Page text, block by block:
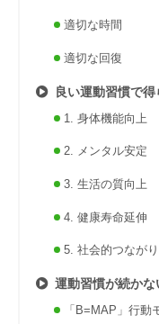
適切な時間
適切な回復
良い運動習慣で
1. 身体機能向上
2. メンタル安定
3. 生活の質向上
4. 健康寿命延伸
5. 社会的つながり
運動習慣が続かな
「B=MAP」行動